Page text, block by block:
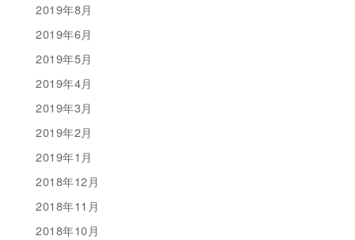
2019年8月
2019年6月
2019年5月
2019年4月
2019年3月
2019年2月
2019年1月
2018年12月
2018年11月
2018年10月